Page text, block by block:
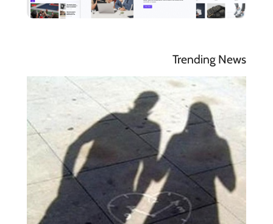
Trending News